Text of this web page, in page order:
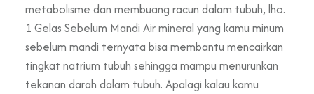
metabolisme dan membuang racun dalam tubuh, lho.
1 Gelas Sebelum Mandi Air mineral yang kamu minum
sebelum mandi ternyata bisa membantu mencairkan
tingkat natrium tubuh sehingga mampu menurunkan
tekanan darah dalam tubuh. Apalagi kalau kamu